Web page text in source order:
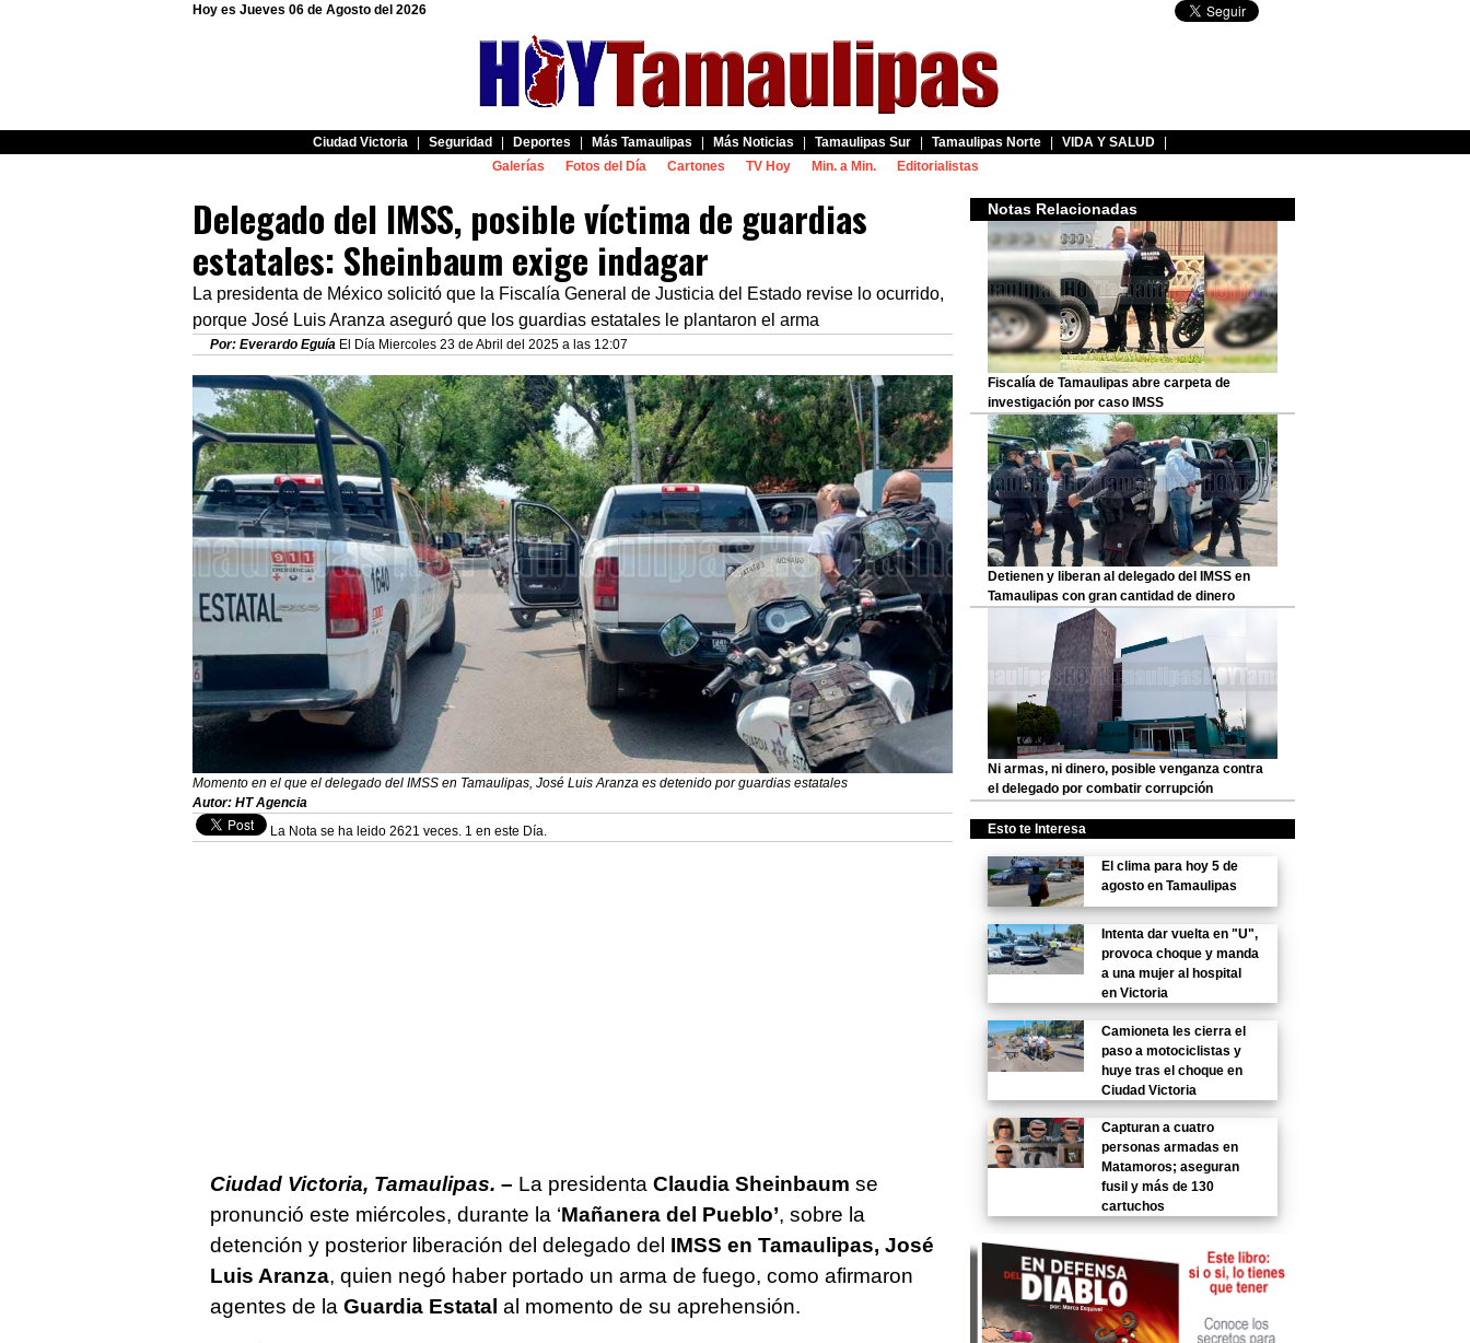
Hoy es Jueves 06 de Agosto del 2026
Ciudad Victoria Seguridad Deportes Más Tamaulipas Más Noticias Tamaulipas Sur Tamaulipas Norte VIDA Y SALUD
Galerías
Fotos del Día Cartones TV Hoy Min. a Min. Editorialistas
Delegado del IMSS, posible víctima de guardias
estatales: Sheinbaum exige indagar
La presidenta de México solicitó que la Fiscalía General de Justicia del Estado revise lo ocurrido,
porque José Luis Aranza aseguró que los guardias estatales le plantaron el arma
Por: Everardo Eguía El Día Miercoles 23 de Abril del 2025 a las 12:07
Momento en el que el delegado del IMSS en Tamaulipas, José Luis Aranza es detenido por guardias estatales
Autor: HT Agencia
La Nota se ha leido 2621 veces. 1 en este Día.
Ciudad Victoria, Tamaulipas. – La presidenta Claudia Sheinbaum se
pronunció este miércoles, durante la ‘Mañanera del Pueblo’, sobre la
detención y posterior liberación del delegado del IMSS en Tamaulipas, José
Luis Aranza, quien negó haber portado un arma de fuego, como afirmaron
agentes de la Guardia Estatal al momento de su aprehensión.
Notas Relacionadas
Fiscalía de Tamaulipas abre carpeta de
investigación por caso IMSS
Detienen y liberan al delegado del IMSS en
Tamaulipas con gran cantidad de dinero
Ni armas, ni dinero, posible venganza contra
el delegado por combatir corrupción
Esto te Interesa
El clima para hoy 5 de
agosto en Tamaulipas
Intenta dar vuelta en "U",
provoca choque y manda
a una mujer al hospital
en Victoria
Camioneta les cierra el
paso a motociclistas y
huye tras el choque en
Ciudad Victoria
Capturan a cuatro
personas armadas en
Matamoros; aseguran
fusil y más de 130
cartuchos